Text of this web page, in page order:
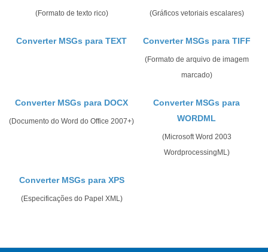
(Formato de texto rico) (Gráficos vetoriais escalares)
Converter MSGs para TEXT Converter MSGs para TIFF
(Formato de arquivo de imagem
marcado)
Converter MSGs para DOCX
(Documento do Word do Office 2007+)
Converter MSGs para
WORDML
(Microsoft Word 2003
WordprocessingML)
Converter MSGs para XPS
(Especificações do Papel XML)